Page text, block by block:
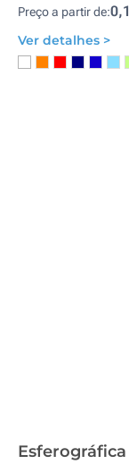
Preço a partir de:
Ver detalhes >